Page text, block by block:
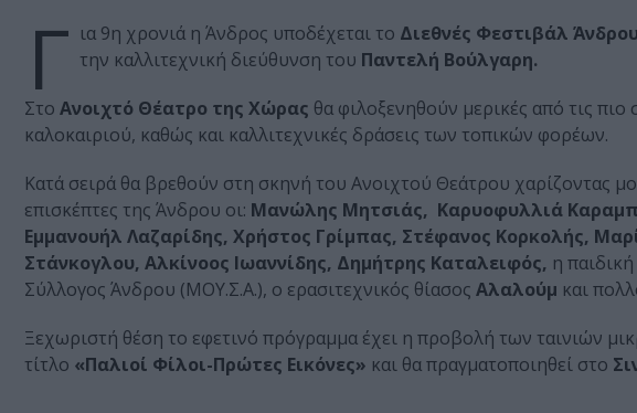
Γ ια 9η χρoνιά η Άνδρος υποδέχεται το Διεθνές Φεστιβάλ Άνδρου
την καλλιτεχνική διεύθυνση του Παντελή Βούλγαρη.
Στο Ανοιχτό Θέατρο της Χώρας θα φιλοξενηθούν μερικές από τις
καλοκαιριού, καθώς και καλλιτεχνικές δράσεις των τοπικών φορέων.
Κατά σειρά θα βρεθούν στη σκηνή του Ανοιχτού Θεάτρου χαρίζοντας
επισκέπτες της Άνδρου οι: Μανώλης Μητσιάς, Καρυοφυλλιά
Εμμανουήλ Λαζαρίδης, Χρήστος Γρίμπας, Στέφανος Κορκολής,
Στάνκογλου, Αλκίνοος Ιωαννίδης, Δημήτρης Καταλειφός, η
Σύλλογος Άνδρου (ΜΟΥ.Σ.Α.), ο ερασιτεχνικός θίασος Αλαλούμ και
Ξεχωριστή θέση το εφετινό πρόγραμμα έχει η προβολή των ταινιών
τίτλο «Παλιοί Φίλοι-Πρώτες Εικόνες» και θα πραγματοποιηθεί στο